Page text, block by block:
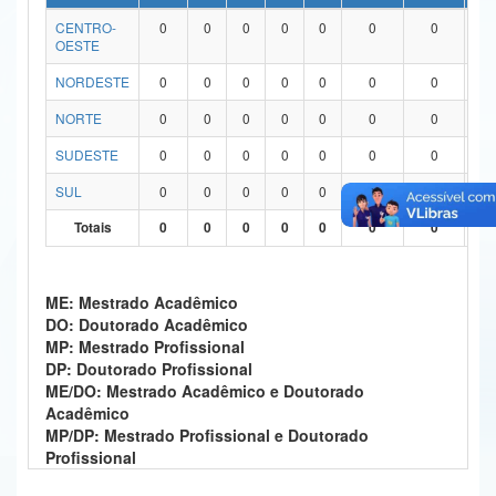
Ministério da Ciência, Tecnologia, Inovações e Comunicações
Ministério do Turismo
Ministério do Desenvolvimento Regional
Ministério da Mulher, da Família e dos Direitos Humanos
Banco Central do Brasil
CENTRO-
OESTE
0 0 0 0 0 0 0
NORDESTE 0 0 0 0 0 0 0
NORTE
0 0 0 0 0 0 0
SUDESTE
0 0 0 0 0 0 0
SUL
0 0 0 0 0 0 0
0
Totais
0 0 0 0 0 0 0 0
ME: Mestrado Acadêmico
DO: Doutorado Acadêmico
MP: Mestrado Profissional
DP: Doutorado Profissional
ME/DO: Mestrado Acadêmico e Doutorado
Acadêmico
MP/DP: Mestrado Profissional e Doutorado
Profissional